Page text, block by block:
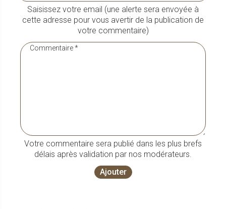
Saisissez votre email (une alerte sera envoyée à
cette adresse pour vous avertir de la publication de
votre commentaire)
Votre commentaire sera publié dans les plus brefs
délais après validation par nos modérateurs.
Ajouter